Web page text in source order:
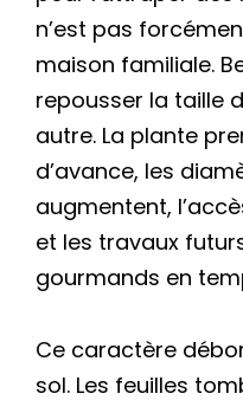
n’est pas
maison familiale.
repousser la taille
autre. La plante
d’avance, les
augmentent,
et les travaux
gourmands en
Ce caractère
sol. Les feuilles